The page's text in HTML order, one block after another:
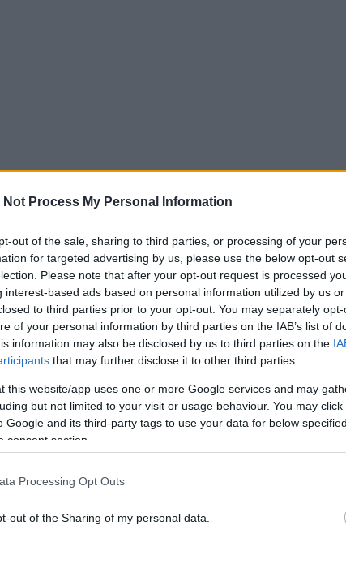
Not Process My Personal Information
out of the sale, sharing to third parties, or processing of your
for targeted advertising by us, please use the below opt-out
Please note that after your opt-out request is processed
interest-based ads based on personal information utilized by us
to third parties prior to your opt-out. You may separately
of your personal information by third parties on the IAB’s list of
information may also be disclosed by us to third parties on the
that may further disclose it to other third parties.
this website/app uses one or more Google services and may
but not limited to your visit or usage behaviour. You may
Google and its third-party tags to use your data for below
consent section.
Processing Opt Outs
out of the Sharing of my personal data.
Flash.grστην αναζήτηση τηςGoogle